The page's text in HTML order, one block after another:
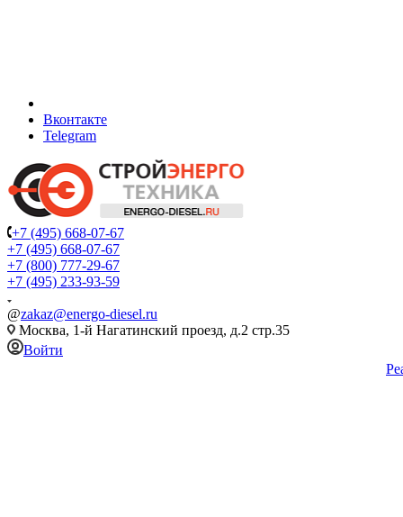
Вконтакте
Telegram
+7 (495) 668-07-67
+7 (495) 668-07-67
+7 (800) 777-29-67
+7 (495) 233-93-59
@zakaz@energo-diesel.ru
Москва, 1-й Нагатинский проезд, д.2 стр.35
Войти